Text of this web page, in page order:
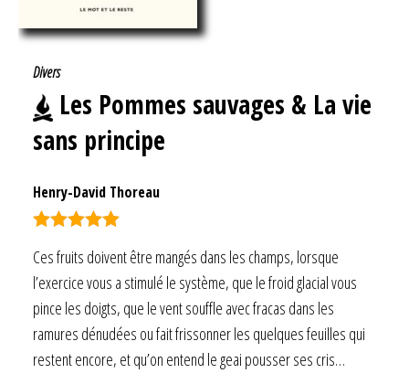
Divers
Les Pommes sauvages & La vie
sans principe
Henry-David Thoreau
Ces fruits doivent être mangés dans les champs, lorsque
l’exercice vous a stimulé le système, que le froid glacial vous
pince les doigts, que le vent souffle avec fracas dans les
ramures dénudées ou fait frissonner les quelques feuilles qui
restent encore, et qu’on entend le geai pousser ses cris…